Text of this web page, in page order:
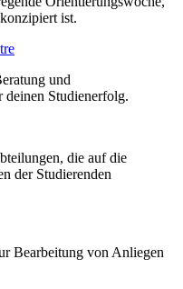
ist.
und
deinen Studienerfolg.
die auf die
der Studierenden
Bearbeitung von Anliegen